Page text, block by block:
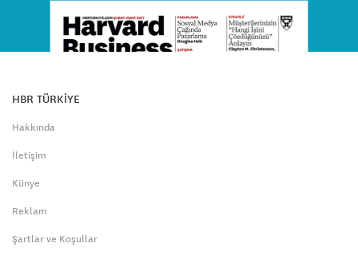
HBR TÜRKİYE
Hakkında
İletişim
Künye
Reklam
Şartlar ve Koşullar